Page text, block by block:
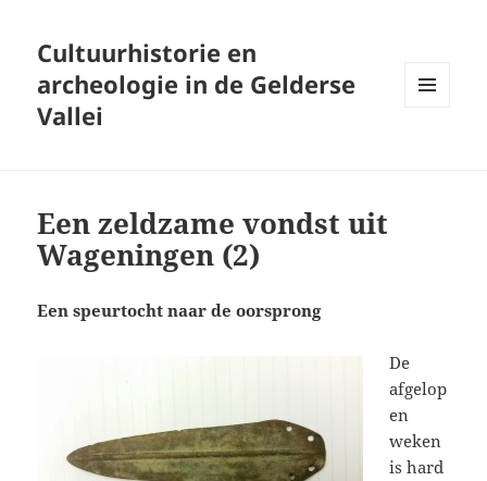
Cultuurhistorie en
archeologie in de Gelderse
Vallei
Een zeldzame vondst uit
Wageningen (2)
Een speurtocht naar de oorsprong
De
afgelop
en
weken
is hard